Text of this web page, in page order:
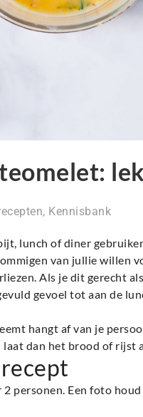
, Kennisbank
lunch of diner
van jullie willen
Als je dit gerecht
gevoel tot aan de
hangt af van je
dan het brood of rijst
personen. Een foto